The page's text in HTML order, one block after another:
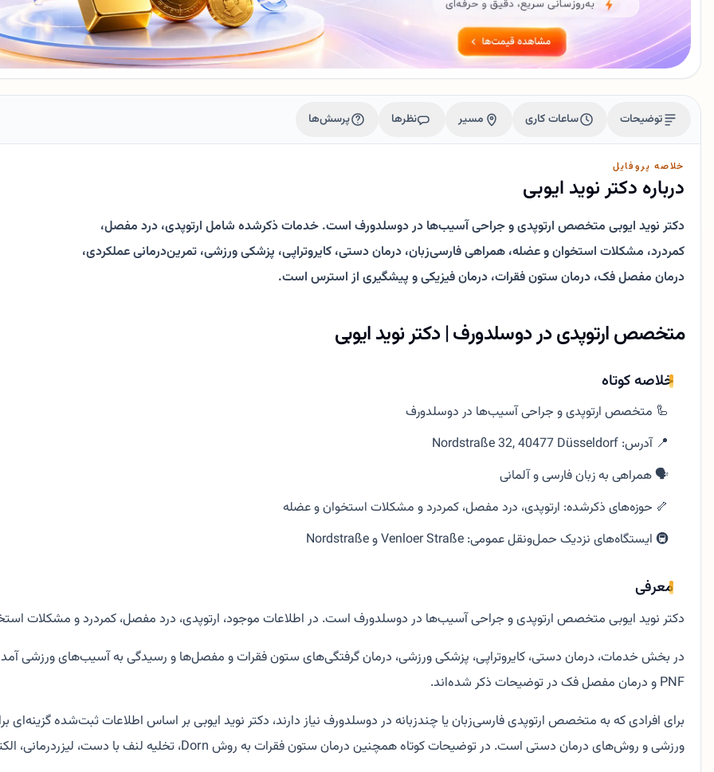
توضیحات ساعات کاری مسیر نظرها پرسش‌ها
خلاصه پروفایل
درباره دکتر نوید ایوبی
دکتر نوید ایوبی متخصص ارتوپدی و جراحی آسیب‌ها در دوسلدورف است. خدمات ذکرشده شامل ارتوپدی، درد مفصل،
کمردرد، مشکلات استخوان و عضله، همراهی فارسی‌زبان، درمان دستی، کایروتراپی، پزشکی ورزشی، تمرین‌درمانی عملکردی،
درمان مفصل فک، درمان ستون فقرات، درمان فیزیکی و پیشگیری از استرس است.
متخصص ارتوپدی در دوسلدورف | دکتر نوید ایوبی
خلاصه کوتاه
🦾 متخصص ارتوپدی و جراحی آسیب‌ها در دوسلدورف
📍 آدرس: Nordstraße 32, 40477 Düsseldorf
🗣️ همراهی به زبان فارسی و آلمانی
🦴 حوزه‌های ذکرشده: ارتوپدی، درد مفصل، کمردرد و مشکلات استخوان و عضله
🚇 ایستگاه‌های نزدیک حمل‌ونقل عمومی: Venloer Straße و Nordstraße
معرفی
دکتر نوید ایوبی متخصص ارتوپدی و جراحی آسیب‌ها در دوسلدورف است. در اطلاعات موجود، ارتوپدی، درد مفصل، کمردرد و مشکلات
PNF و درمان مفصل فک در توضیحات ذکر شده‌اند.
برای افرادی که به متخصص ارتوپدی فارسی‌زبان یا چندزبانه در دوسلدورف نیاز دارند، دکتر نوید ایوبی بر اساس اطلاعات ثبت‌شده
ورزشی و روش‌های درمان دستی است. در توضیحات کوتاه همچنین درمان ستون فقرات به روش Dorn، تخلیه لنف با دست، لیزردرمانی، الکتروتراپی، PINOTAPE و پیشگیری از استرس آمده است.